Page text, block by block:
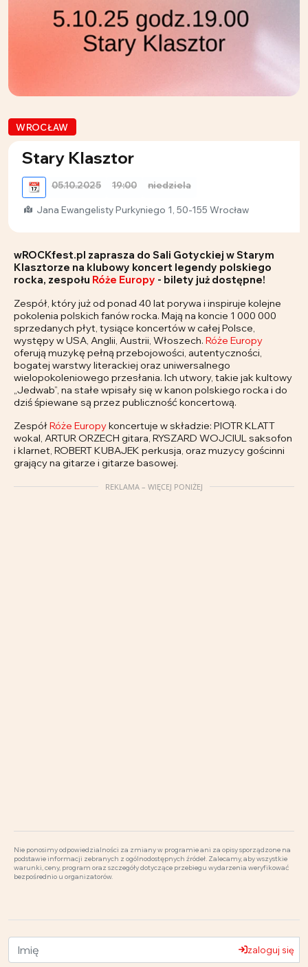
WROCŁAW
Stary Klasztor
📆 05.10.2025 19:00 niedziela
Jana Ewangelisty Purkyniego 1, 50-155 Wrocław
wROCKfest.pl zaprasza do Sali Gotyckiej w Starym
Klasztorze na klubowy koncert legendy polskiego
rocka, zespołu Róże Europy - bilety już dostępne!
Zespół, który już od ponad 40 lat porywa i inspiruje kolejne
pokolenia polskich fanów rocka. Mają na koncie 1 000 000
sprzedanych płyt, tysiące koncertów w całej Polsce,
występy w USA, Anglii, Austrii, Włoszech. Róże Europy
oferują muzykę pełną przebojowości, autentyczności,
bogatej warstwy literackiej oraz uniwersalnego
wielopokoleniowego przesłania. Ich utwory, takie jak kultowy
„Jedwab”, na stałe wpisały się w kanon polskiego rocka i do
dziś śpiewane są przez publiczność koncertową.
ZespółRóże Europykoncertuje w składzie: PIOTR KLATT
wokal, ARTUR ORZECH gitara, RYSZARD WOJCIUL saksofon
i klarnet, ROBERT KUBAJEK perkusja, oraz muzycy gościnni
grający na gitarze i gitarze basowej.
REKLAMA – WIĘCEJ PONIŻEJ
Nie ponosimy odpowiedzialności za zmiany w programie ani za opisy sporządzone na
podstawie informacji zebranych z ogólnodostępnych źródeł. Zalecamy, aby wszystkie
warunki, ceny, program oraz szczegóły dotyczące przebiegu wydarzenia weryfikować
bezpośrednio u organizatorów.
zaloguj się